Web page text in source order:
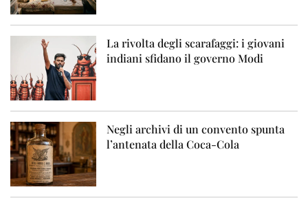
La rivolta degli scarafaggi: i giovani
indiani sfidano il governo Modi
Negli archivi di un convento spunta
l’antenata della Coca-Cola